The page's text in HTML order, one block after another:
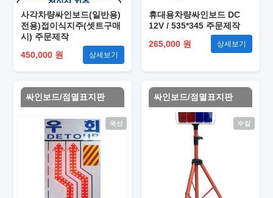
사각차량싸인보드(일반용)
전용)접이식지주(셋트구매
시) 주문제작
450,000 원
상세보기
휴대용차량싸인보드 DC
12V / 535*345 주문제작
265,000 원
상세보기
싸인보드/점멸표지판
국산
싸인보드/점멸표지판
수입